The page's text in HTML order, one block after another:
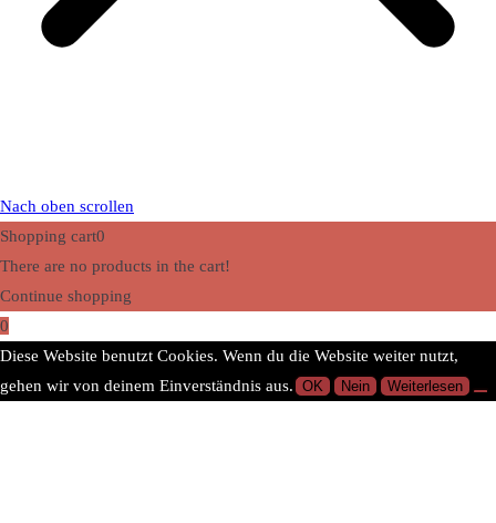
Nach oben scrollen
Shopping cart0
There are no products in the cart!
Continue shopping
0
Diese Website benutzt Cookies. Wenn du die Website weiter nutzt,
gehen wir von deinem Einverständnis aus. OK Nein Weiterlesen